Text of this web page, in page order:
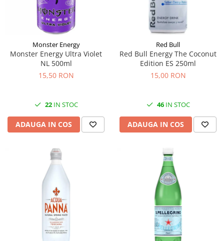
Monster Energy
Monster Energy Ultra Violet
NL 500ml
15,50 RON
22IN STOC
ADAUGA IN COS
Red Bull
Red Bull Energy The Coconut
Edition ES 250ml
15,00 RON
46IN STOC
ADAUGA IN COS